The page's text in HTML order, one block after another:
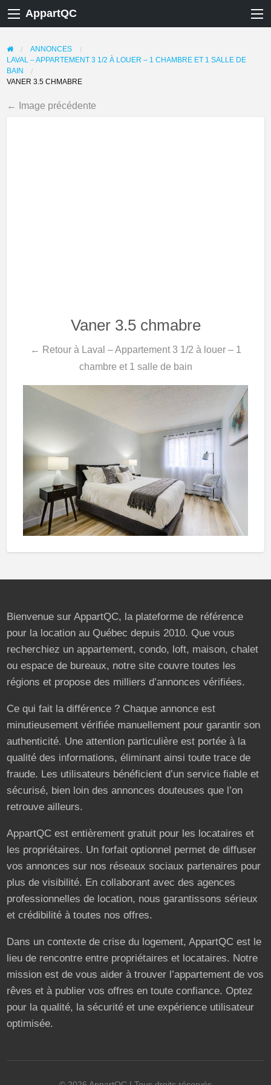
AppartQC
ANNONCES
LAVAL – APPARTEMENT 3 1/2 À LOUER – 1 CHAMBRE ET 1 SALLE DE
BAIN
VANER 3.5 CHMABRE
← Image précédente
Vaner 3.5 chmabre
← Retour à Laval – Appartement 3 1/2 à louer – 1
chambre et 1 salle de bain
Bienvenue sur AppartQC, la plateforme de référence
pour la location au Québec depuis 2010. Que vous
recherchiez un appartement, condo, loft, maison, chalet
ou espace de bureaux, notre site couvre toutes les
régions et propose des milliers d’annonces vérifiées.
Ce qui fait la différence ? Chaque annonce est
minutieusement vérifiée manuellement pour garantir son
authenticité. Une attention particulière est portée à la
qualité des informations, éliminant ainsi toute trace de
fraude. Les utilisateurs bénéficient d’un service fiable et
sécurisé, bien loin des annonces douteuses que l’on
retrouve ailleurs.
AppartQC est entièrement gratuit pour les locataires et
les propriétaires. Un forfait optionnel permet de diffuser
vos annonces sur nos réseaux sociaux partenaires pour
plus de visibilité. En collaborant avec des agences
professionnelles de location, nous garantissons sérieux
et crédibilité à toutes nos offres.
Dans un contexte de crise du logement, AppartQC est le
lieu de rencontre entre propriétaires et locataires. Notre
mission est de vous aider à trouver l’appartement de vos
rêves et à publier vos offres en toute confiance. Optez
pour la qualité, la sécurité et une expérience utilisateur
optimisée.